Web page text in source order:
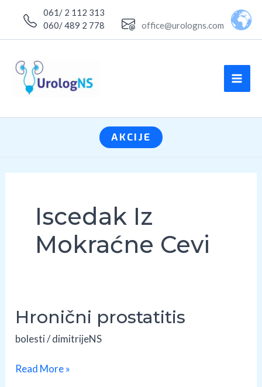
061/ 2 112 313
060/ 489 2 778
office@urologns.com
AKCIJE
Iscedak Iz
Mokraćne Cevi
Hronični prostatitis
bolesti/dimitrijeNS
Hronični
Read More »